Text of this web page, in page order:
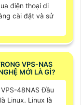
điện thoại di
cài đặt và sử
VPS-NAS
MỚI LÀ GÌ?
48NAS Đầu
Linux. Linux là